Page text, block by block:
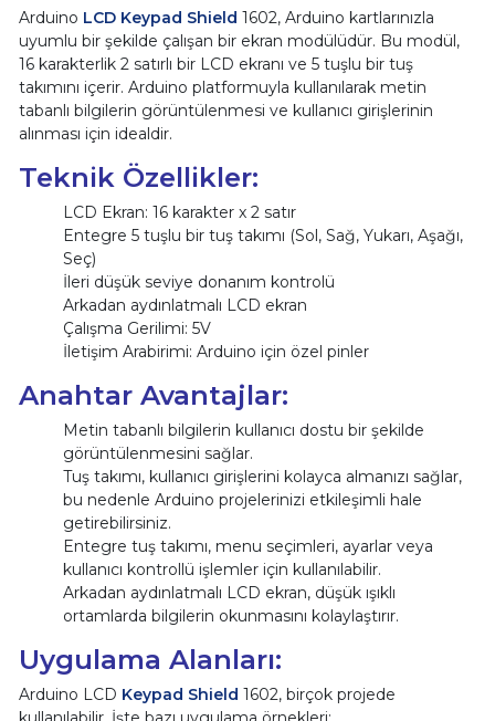
Arduino LCD Keypad Shield 1602, Arduino kartlarınızla
uyumlu bir şekilde çalışan bir ekran modülüdür. Bu modül,
16 karakterlik 2 satırlı bir LCD ekranı ve 5 tuşlu bir tuş
takımını içerir. Arduino platformuyla kullanılarak metin
tabanlı bilgilerin görüntülenmesi ve kullanıcı girişlerinin
alınması için idealdir.
Teknik Özellikler:
LCD Ekran: 16 karakter x 2 satır
Entegre 5 tuşlu bir tuş takımı (Sol, Sağ, Yukarı, Aşağı,
Seç)
İleri düşük seviye donanım kontrolü
Arkadan aydınlatmalı LCD ekran
Çalışma Gerilimi: 5V
İletişim Arabirimi: Arduino için özel pinler
Anahtar Avantajlar:
Metin tabanlı bilgilerin kullanıcı dostu bir şekilde
görüntülenmesini sağlar.
Tuş takımı, kullanıcı girişlerini kolayca almanızı sağlar,
bu nedenle Arduino projelerinizi etkileşimli hale
getirebilirsiniz.
Entegre tuş takımı, menu seçimleri, ayarlar veya
kullanıcı kontrollü işlemler için kullanılabilir.
Arkadan aydınlatmalı LCD ekran, düşük ışıklı
ortamlarda bilgilerin okunmasını kolaylaştırır.
Uygulama Alanları:
Arduino LCD Keypad Shield 1602, birçok projede